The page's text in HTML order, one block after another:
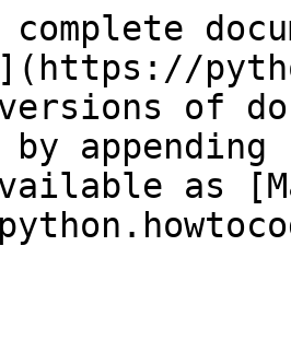
versions of
as